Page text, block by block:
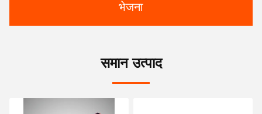
भेजना
समान उत्पाद